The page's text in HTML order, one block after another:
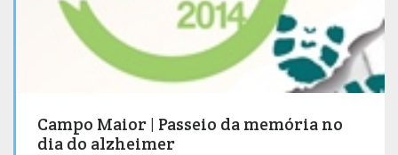
Campo Maior | Passeio da memória no
dia do alzheimer